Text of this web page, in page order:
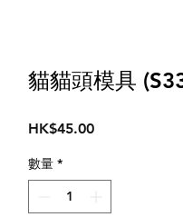
貓貓頭模具
HK$45.00價
數量 *